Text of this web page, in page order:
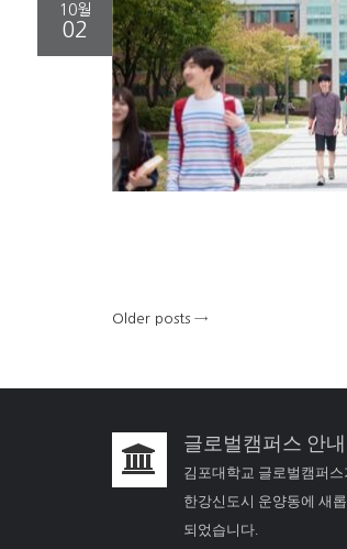
10월
02
Older posts →
글로벌캠퍼스 안내
김포대학교 글로벌캠퍼스
한강신도시 운양동에 새
되었습니다.